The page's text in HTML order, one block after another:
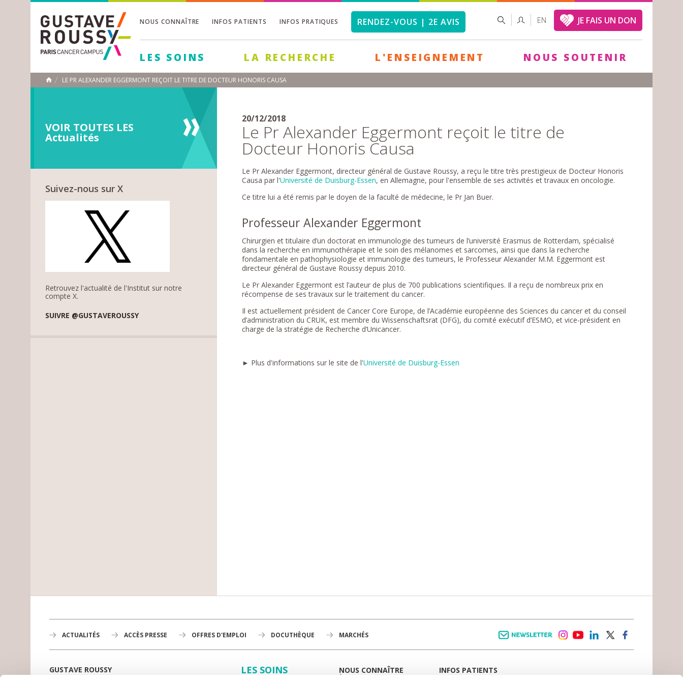
NOUS CONNAÎTRE INFOS PATIENTS INFOS PRATIQUES RENDEZ-VOUS | 2E AVIS FORMULAIRE
DE
RECHERCHER EN JE FAIS UN DON
LES SOINS LA RECHERCHE L'ENSEIGNEMENT NOUS SOUTENIR
ACCUEIL
LE PR ALEXANDER EGGERMONT REÇOIT LE TITRE DE DOCTEUR HONORIS CAUSA
VOIR TOUTES LES
Actualités
Suivez-nous sur X
Retrouvez l'actualité de l'Institut sur notre
compte X.
SUIVRE @GUSTAVEROUSSY
20/12/2018
Le Pr Alexander Eggermont reçoit le titre de
Docteur Honoris Causa
Le Pr Alexander Eggermont, directeur général de Gustave Roussy, a reçu le titre très prestigieux de Docteur Honoris
Causa par l'Université de Duisburg-Essen, en Allemagne, pour l'ensemble de ses activités et travaux en oncologie.
Ce titre lui a été remis par le doyen de la faculté de médecine, le Pr Jan Buer.
Professeur Alexander Eggermont
Chirurgien et titulaire d’un doctorat en immunologie des tumeurs de l’université Erasmus de Rotterdam, spécialisé
dans la recherche en immunothérapie et le soin des mélanomes et sarcomes, ainsi que dans la recherche
fondamentale en pathophysiologie et immunologie des tumeurs, le Professeur Alexander M.M. Eggermont est
directeur général de Gustave Roussy depuis 2010.
Le Pr Alexander Eggermont est l’auteur de plus de 700 publications scientifiques. Il a reçu de nombreux prix en
récompense de ses travaux sur le traitement du cancer.
Il est actuellement président de Cancer Core Europe, de l’Académie européenne des Sciences du cancer et du conseil
d’administration du CRUK, est membre du Wissenschaftsrat (DFG), du comité exécutif d’ESMO, et vice-président en
charge de la stratégie de Recherche d’Unicancer.
► Plus d'informations sur le site de l'Université de Duisburg-Essen
ACTUALITÉS ACCÈS PRESSE OFFRES D'EMPLOI DOCUTHÈQUE MARCHÉS
GUSTAVE ROUSSY
LES SOINS
NOUS CONNAÎTRE
À LA UNE
INFOS PATIENTS